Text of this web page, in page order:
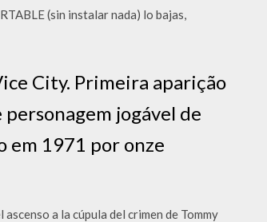
(sin instalar nada) lo bajas,
City. Primeira aparição
jogável de
em 1971 por onze
a la cúpula del crimen de Tommy